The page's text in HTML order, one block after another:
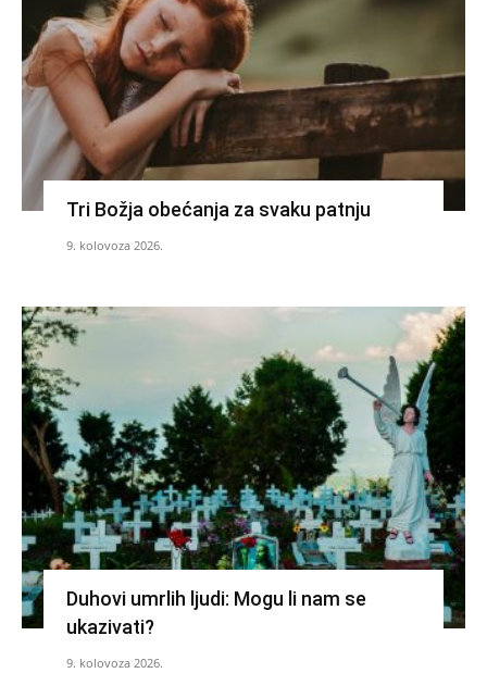
Tri Božja obećanja za svaku patnju
9. kolovoza 2026.
Duhovi umrlih ljudi: Mogu li nam se
ukazivati?
9. kolovoza 2026.